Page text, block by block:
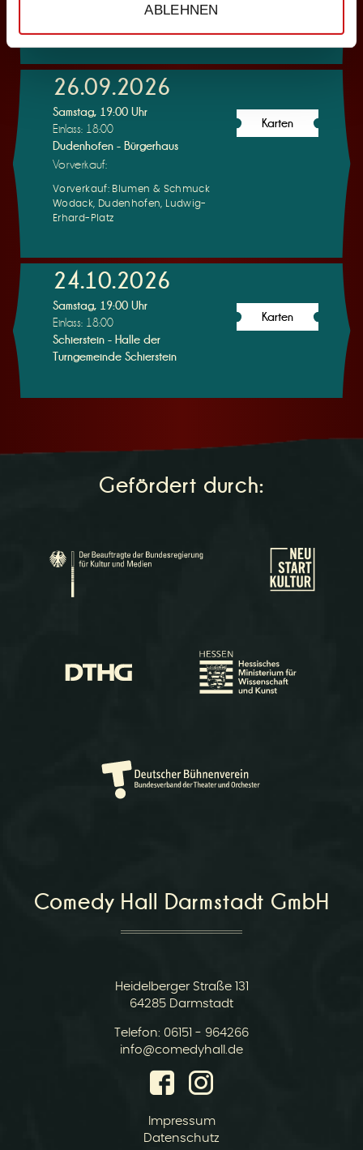
ABLEHNEN
26.09.2026
Samstag, 19:00 Uhr
Einlass: 18:00
Dudenhofen - Bürgerhaus
Vorverkauf:
Vorverkauf: Blumen & Schmuck
Wodack, Dudenhofen, Ludwig-
Erhard-Platz
Karten
24.10.2026
Samstag, 19:00 Uhr
Einlass: 18:00
Schierstein - Halle der
Turngemeinde Schierstein
Karten
Gefördert durch:
Comedy Hall Darmstadt GmbH
Heidelberger Straße 131
64285 Darmstadt
Telefon: 06151 - 964266
E-
info@comedyhall.de
Impressum
Datenschutz